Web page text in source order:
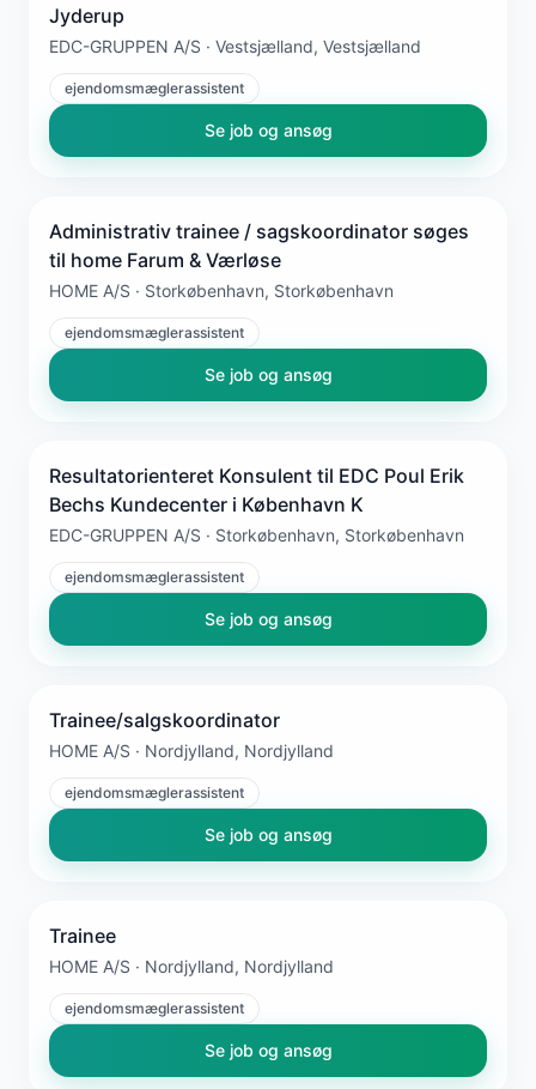
Jyderup
EDC-GRUPPEN A/S · Vestsjælland, Vestsjælland
ejendomsmæglerassistent
Se job og ansøg
Administrativ trainee / sagskoordinator søges
til home Farum & Værløse
HOME A/S · Storkøbenhavn, Storkøbenhavn
ejendomsmæglerassistent
Se job og ansøg
Resultatorienteret Konsulent til EDC Poul Erik
Bechs Kundecenter i København K
EDC-GRUPPEN A/S · Storkøbenhavn, Storkøbenhavn
ejendomsmæglerassistent
Se job og ansøg
Trainee/salgskoordinator
HOME A/S · Nordjylland, Nordjylland
ejendomsmæglerassistent
Se job og ansøg
Trainee
HOME A/S · Nordjylland, Nordjylland
ejendomsmæglerassistent
Se job og ansøg